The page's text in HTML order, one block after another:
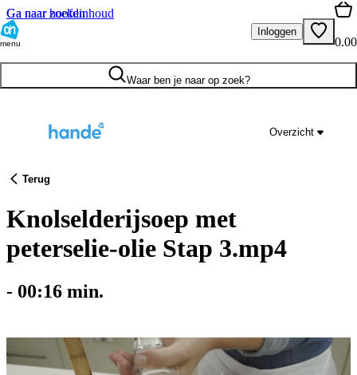
Ga naar hoofdinhoud
Ga naar zoeken
menu
Inloggen
0.00
Waar ben je naar op zoek?
Overzicht
Terug
Knolselderijsoep met
peterselie-olie Stap 3.mp4
- 00:16 min.